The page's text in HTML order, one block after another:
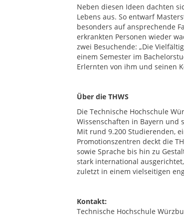
Neben diesen Ideen dachten
Lebens aus. So entwarf
besonders auf ansprechende
erkrankten Personen wieder
zwei Besuchende: „Die
einem Semester im
Erlernten von ihm und seinen
Über die THWS
Die Technische Hochschule
Wissenschaften in Bayern und
Mit rund 9.200 Studierenden,
Promotionszentren deckt die
sowie Sprache bis hin zu
stark international
zuletzt in einem vielseitigen
Kontakt:
Technische Hochschule